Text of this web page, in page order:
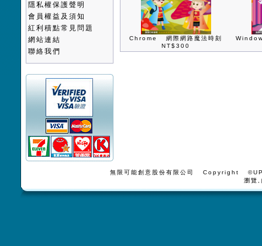
隱私權保護聲明
會員權益及須知
紅利積點常見問題
網站連結
聯絡我們
Chrome 網際網路魔法時刻
NT$300
無限可能創意股份有限公司 Copyright
瀏